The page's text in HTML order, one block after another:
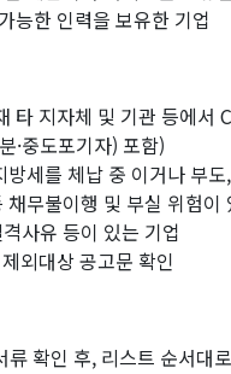
능한 인력을 보유한 기업
타 지자체 및 기관 등에서
·중도포기자) 포함)
세를 체납 중 이거나 부도
무불이행 및 부실 위험이
사유 등이 있는 기업
외대상 공고문 확인
류 확인 후, 리스트 순서대